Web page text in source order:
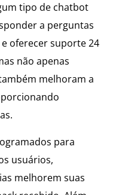
tipo de chatbot
a perguntas
oferecer suporte 24
não apenas
melhoram a
para
usuários,
melhorem suas